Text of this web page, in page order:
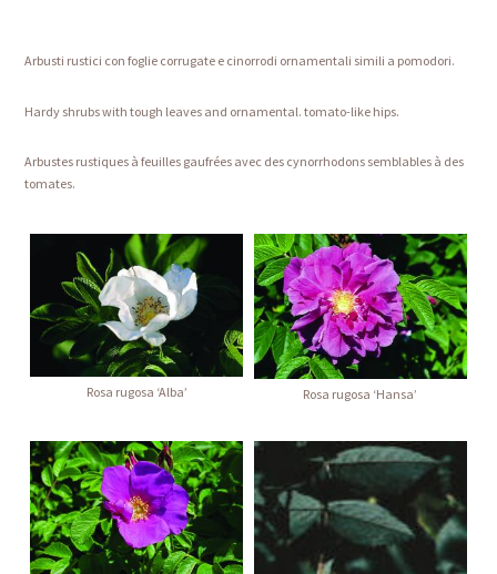
Arbusti rustici con foglie corrugate e cinorrodi ornamentali simili a pomodori.
Hardy shrubs with tough leaves and ornamental. tomato-like hips.
Arbustes rustiques à feuilles gaufrées avec des cynorrhodons semblables à des
tomates.
Rosa rugosa ‘Alba’ Rosa rugosa ‘Hansa’